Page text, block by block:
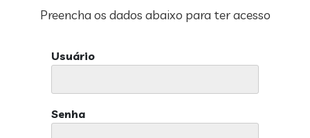
Preencha os dados abaixo para ter acesso
Usuário
Senha